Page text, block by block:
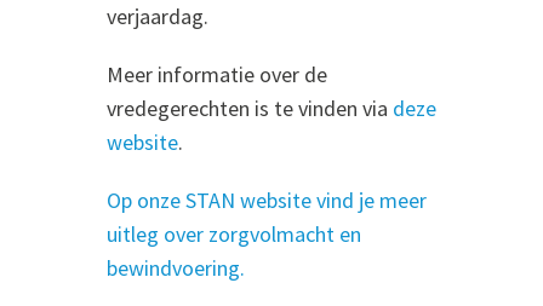
verjaardag.
Meer informatie over de
vredegerechten is te vinden via deze
website.
Op onze STAN website vind je meer
uitleg over zorgvolmacht en
bewindvoering.